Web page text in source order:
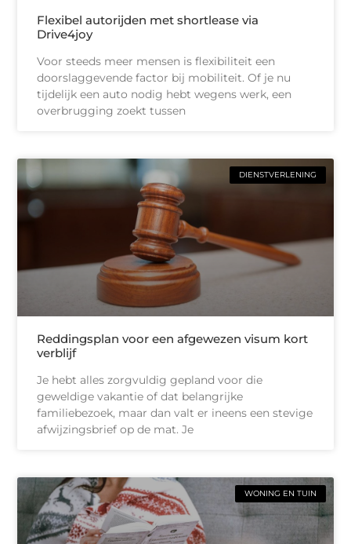
Flexibel autorijden met shortlease via
Drive4joy
Voor steeds meer mensen is flexibiliteit een
doorslaggevende factor bij mobiliteit. Of je nu
tijdelijk een auto nodig hebt wegens werk, een
overbrugging zoekt tussen
DIENSTVERLENING
Reddingsplan voor een afgewezen visum kort
verblijf
Je hebt alles zorgvuldig gepland voor die
geweldige vakantie of dat belangrijke
familiebezoek, maar dan valt er ineens een stevige
afwijzingsbrief op de mat. Je
WONING EN TUIN